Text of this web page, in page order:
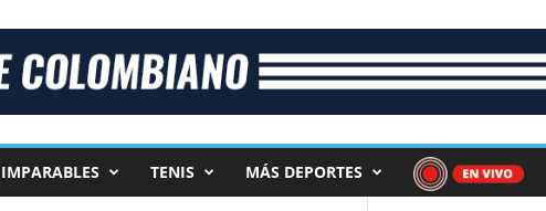
IMPARABLES TENIS MÁS DEPORTES